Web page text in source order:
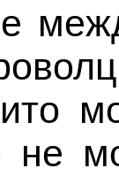
е
не